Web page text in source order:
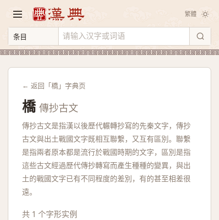
繁體
← 返回「橋」字典页
橋 傳抄古文
傳抄古文是指漢以後歷代輾轉抄寫的先秦文字，傳抄
古文與出土戰國文字既相互聯繫，又互有區別。聯繫
是指兩者原本都是流行於戰國時期的文字，區別是指
這些古文經過歷代傳抄轉寫而產生種種的變異，與出
土的戰國文字已有不同程度的差別，有的甚至相差很
遠。
共 1 个字形实例